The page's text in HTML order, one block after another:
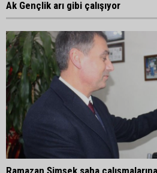
Ak Gençlik arı gibi çalışıyor
Ramazan Şimşek saha